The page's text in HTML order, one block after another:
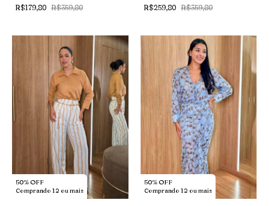
R$179,80 R$359,80 R$259,80 R$359,80
50% OFF
Comprando 12 ou mais
50% OFF
Comprando 12 ou mais